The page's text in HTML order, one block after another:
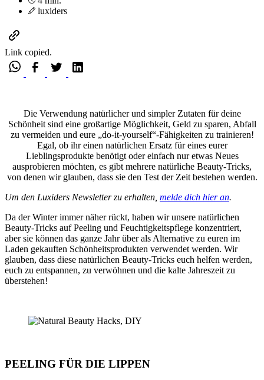
luxiders
Link copied.
Die Verwendung natürlicher und simpler Zutaten für deine
Schönheit sind eine großartige Möglichkeit, Geld zu sparen, Abfall
zu vermeiden und eure „do-it-yourself“-Fähigkeiten zu trainieren!
Egal, ob ihr einen natürlichen Ersatz für eines eurer
Lieblingsprodukte benötigt oder einfach nur etwas Neues
ausprobieren möchten, es gibt mehrere natürliche Beauty-Tricks,
von denen wir glauben, dass sie den Test der Zeit bestehen werden.
Um den Luxiders Newsletter zu erhalten, melde dich hier an.
Da der Winter immer näher rückt, haben wir unsere natürlichen
Beauty-Tricks auf Peeling und Feuchtigkeitspflege konzentriert,
aber sie können das ganze Jahr über als Alternative zu euren im
Laden gekauften Schönheitsprodukten verwendet werden. Wir
glauben, dass diese natürlichen Beauty-Tricks euch helfen werden,
euch zu entspannen, zu verwöhnen und die kalte Jahreszeit zu
überstehen!
PEELING FÜR DIE LIPPEN